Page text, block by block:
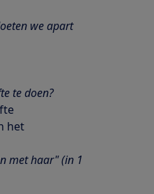
we apart
te doen?
het
met haar" (in 1